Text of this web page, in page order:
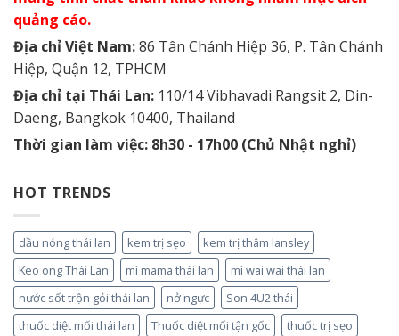
quảng cáo.
Địa chỉ Việt Nam:86 Tân Chánh Hiệp 36, P. Tân Chánh
Hiệp, Quận 12, TPHCM
Địa chỉ tại Thái Lan: 110/14 Vibhavadi Rangsit 2, Din-
Daeng, Bangkok 10400, Thailand
Thời gian làm việc: 8h30 - 17h00 (Chủ Nhật nghỉ)
HOT TRENDS
dầu nóng thái lan kem trị sẹo
kem trị thâm lansley
Keo ong Thái Lan
mì mama thái lan
mì wai wai thái lan
nước sốt trộn gỏi thái lan
nở ngực
Son 4U2 thái
thuốc diệt mối thái lan
Thuốc diệt mối tận gốc
thuốc trị sẹo